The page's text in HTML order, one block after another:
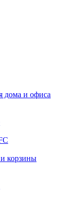
дома и офиса
корзины